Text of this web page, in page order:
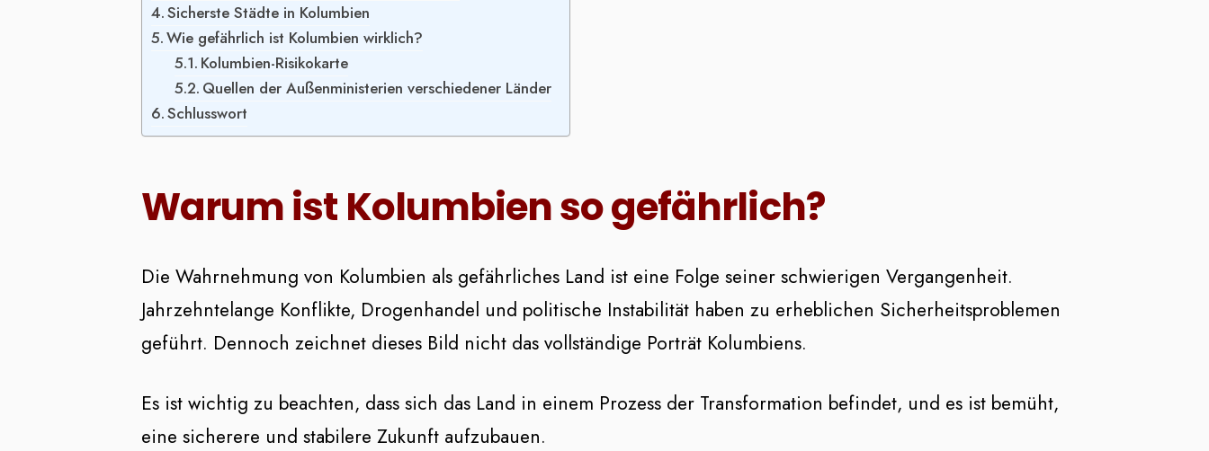
Sicherste Städte in Kolumbien
Wie gefährlich ist Kolumbien wirklich?
Kolumbien-Risikokarte
Quellen der Außenministerien verschiedener Länder
Schlusswort
Warum ist Kolumbien so gefährlich?
Die Wahrnehmung von Kolumbien als gefährliches Land ist eine Folge seiner schwierigen Vergangenheit.
Jahrzehntelange Konflikte, Drogenhandel und politische Instabilität haben zu erheblichen Sicherheitsproblemen
geführt. Dennoch zeichnet dieses Bild nicht das vollständige Porträt Kolumbiens.
Es ist wichtig zu beachten, dass sich das Land in einem Prozess der Transformation befindet, und es ist bemüht,
eine sicherere und stabilere Zukunft aufzubauen.